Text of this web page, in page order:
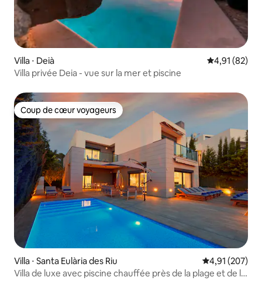
Villa ⋅ Deià Évaluation
4,91 (82)
Villa privée Deia - vue sur la mer et piscine
Coup de cœur voyageurs
Coup de cœur voyageurs
Villa ⋅ Santa Eulària des Riu Évaluation
4,91 (207)
Villa de luxe avec piscine chauffée près de la plage et de la